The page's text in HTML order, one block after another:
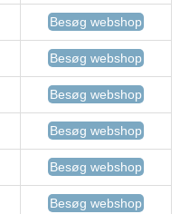
Besøg webshop
Besøg webshop
Besøg webshop
Besøg webshop
Besøg webshop
Besøg webshop